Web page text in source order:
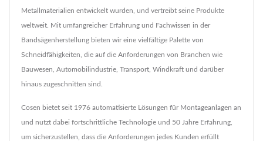
Metallmaterialien entwickelt wurden, und vertreibt seine Produkte
weltweit. Mit umfangreicher Erfahrung und Fachwissen in der
Bandsägenherstellung bieten wir eine vielfältige Palette von
Schneidfähigkeiten, die auf die Anforderungen von Branchen wie
Bauwesen, Automobilindustrie, Transport, Windkraft und darüber
hinaus zugeschnitten sind.
Cosen bietet seit 1976 automatisierte Lösungen für Montageanlagen an
und nutzt dabei fortschrittliche Technologie und 50 Jahre Erfahrung,
um sicherzustellen, dass die Anforderungen jedes Kunden erfüllt